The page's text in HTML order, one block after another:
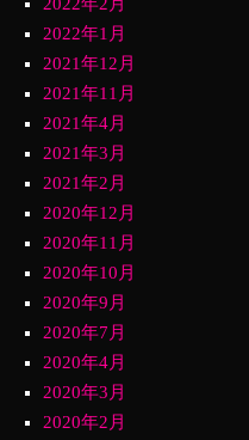
2022年1月
2021年12月
2021年11月
2021年4月
2021年3月
2021年2月
2020年12月
2020年11月
2020年10月
2020年9月
2020年7月
2020年4月
2020年3月
2020年2月